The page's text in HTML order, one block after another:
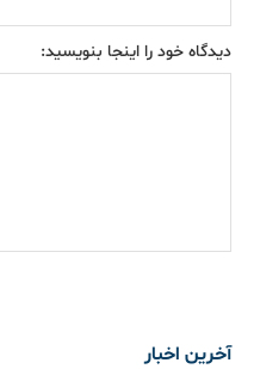
دیدگاه خود را اینجا بنویسید:
آخرین اخبار